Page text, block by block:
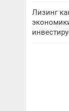
Лизинг